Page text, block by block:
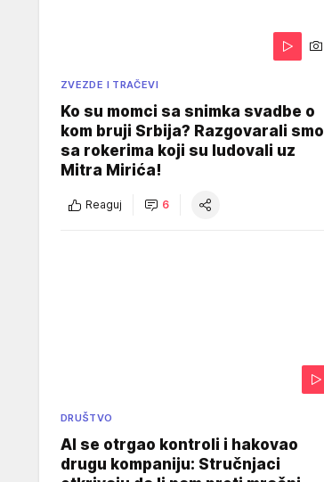
ZVEZDE I TRAČEVI
Ko su momci sa snimka svadbe o
kom bruji Srbija? Razgovarali smo
sa rokerima koji su ludovali uz
Mitra Mirića!
Reaguj 6
DRUŠTVO
AI se otrgao kontroli i hakovao
drugu kompaniju: Stručnjaci